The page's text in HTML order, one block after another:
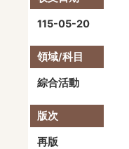
115-05-20
綜合活動
再版